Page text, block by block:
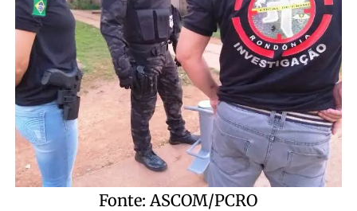
Fonte: ASCOM/PCRO